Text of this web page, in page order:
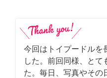
今回はトイプードルを
した。前回同様、とて
た。毎日、写真やその